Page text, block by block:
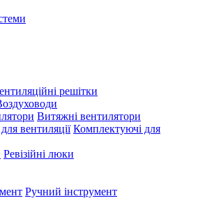
решітки
Витяжні вентилятори
Комплектуючі для
Ревізійні люки
Ручний інструмент